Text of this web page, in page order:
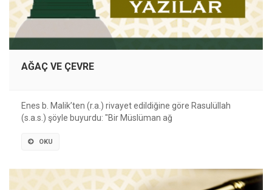
AĞAÇ VE ÇEVRE
Enes b. Malik’ten (r.a.) rivayet edildiğine göre Rasulüllah
(s.a.s.) şöyle buyurdu: "Bir Müslüman ağ
OKU